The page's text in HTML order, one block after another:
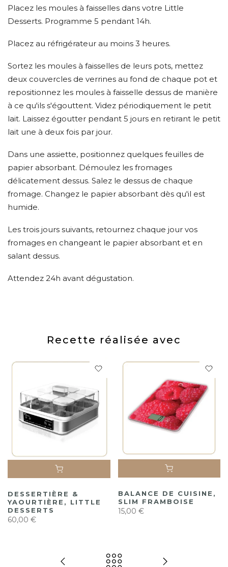
Placez les moules à faisselles dans votre Little
Desserts. Programme 5 pendant 14h.
Placez au réfrigérateur au moins 3 heures.
Sortez les moules à faisselles de leurs pots, mettez
deux couvercles de verrines au fond de chaque pot et
repositionnez les moules à faisselle dessus de manière
à ce qu'ils s'égouttent. Videz périodiquement le petit
lait. Laissez égoutter pendant 5 jours en retirant le petit
lait une à deux fois par jour.
Dans une assiette, positionnez quelques feuilles de
papier absorbant. Démoulez les fromages
délicatement dessus. Salez le dessus de chaque
fromage. Changez le papier absorbant dès qu'il est
humide.
Les trois jours suivants, retournez chaque jour vos
fromages en changeant le papier absorbant et en
salant dessus.
Attendez 24h avant dégustation.
Recette réalisée avec
DESSERTIÈRE &
YAOURTIÈRE, LITTLE
DESSERTS
60,00 €
BALANCE DE CUISINE,
SLIM FRAMBOISE
15,00 €